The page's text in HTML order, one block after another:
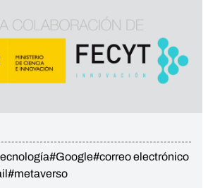
#Google#correo electrónico
#metaverso